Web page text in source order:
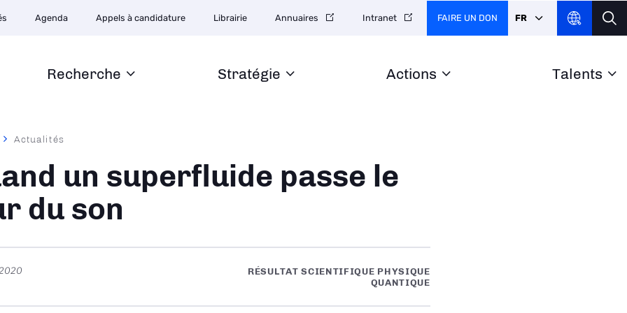
Recherche Stratégie Actions Talents
Agenda Appels à candidature Librairie Annuaires Intranet FAIRE UN DON FR
Actualités
un superfluide passe le
du son
RÉSULTAT SCIENTIFIQUE PHYSIQUE
QUANTIQUE